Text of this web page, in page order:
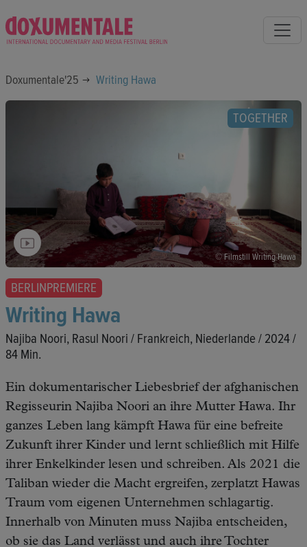
Doxumentale'25 Writing Hawa
© Filmstill Writing Hawa
TOGETHER
BERLINPREMIERE
Writing Hawa
Najiba Noori, Rasul Noori / Frankreich, Niederlande / 2024 /
84 Min.
Ein dokumentarischer Liebesbrief der afghanischen
Regisseurin Najiba Noori an ihre Mutter Hawa. Ihr
ganzes Leben lang kämpft Hawa für eine befreite
Zukunft ihrer Kinder und lernt schließlich mit Hilfe
ihrer Enkelkinder lesen und schreiben. Als 2021 die
Taliban wieder die Macht ergreifen, zerplatzt Hawas
Traum vom eigenen Unternehmen schlagartig.
Innerhalb von Minuten muss Najiba entscheiden,
ob sie das Land verlässt und auch ihre Tochter